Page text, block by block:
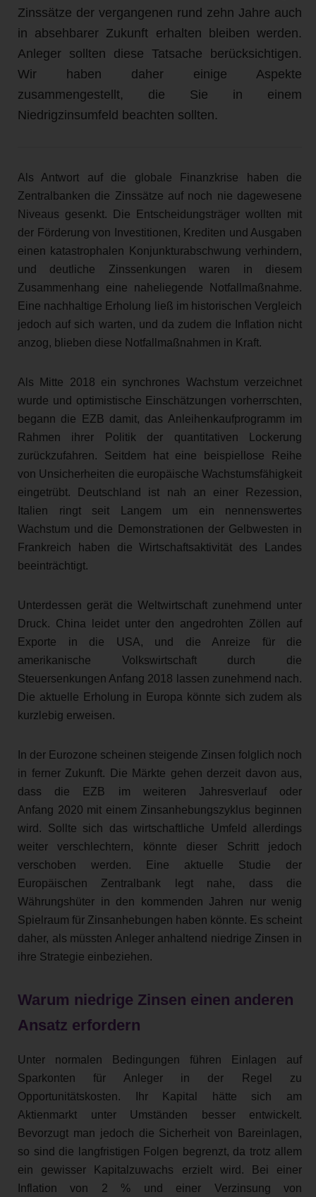
Zinssätze der vergangenen rund zehn Jahre auch
in absehbarer Zukunft erhalten bleiben werden.
Anleger sollten diese Tatsache berücksichtigen.
Wir haben daher einige Aspekte
zusammengestellt, die Sie in einem
Niedrigzinsumfeld beachten sollten.
Als Antwort auf die globale Finanzkrise haben die
Zentralbanken die Zinssätze auf noch nie dagewesene
Niveaus gesenkt. Die Entscheidungsträger wollten mit
der Förderung von Investitionen, Krediten und Ausgaben
einen katastrophalen Konjunkturabschwung verhindern,
und deutliche Zinssenkungen waren in diesem
Zusammenhang eine naheliegende Notfallmaßnahme.
Eine nachhaltige Erholung ließ im historischen Vergleich
jedoch auf sich warten, und da zudem die Inflation nicht
anzog, blieben diese Notfallmaßnahmen in Kraft.
Als Mitte 2018 ein synchrones Wachstum verzeichnet
wurde und optimistische Einschätzungen vorherrschten,
begann die EZB damit, das Anleihenkaufprogramm im
Rahmen ihrer Politik der quantitativen Lockerung
zurückzufahren. Seitdem hat eine beispiellose Reihe
von Unsicherheiten die europäische Wachstumsfähigkeit
eingetrübt. Deutschland ist nah an einer Rezession,
Italien ringt seit Langem um ein nennenswertes
Wachstum und die Demonstrationen der Gelbwesten in
Frankreich haben die Wirtschaftsaktivität des Landes
beeinträchtigt.
Unterdessen gerät die Weltwirtschaft zunehmend unter
Druck. China leidet unter den angedrohten Zöllen auf
Exporte in die USA, und die Anreize für die
amerikanische Volkswirtschaft durch die
Steuersenkungen Anfang 2018 lassen zunehmend nach.
Die aktuelle Erholung in Europa könnte sich zudem als
kurzlebig erweisen.
In der Eurozone scheinen steigende Zinsen folglich noch
in ferner Zukunft. Die Märkte gehen derzeit davon aus,
dass die EZB im weiteren Jahresverlauf oder
Anfang 2020 mit einem Zinsanhebungszyklus beginnen
wird. Sollte sich das wirtschaftliche Umfeld allerdings
weiter verschlechtern, könnte dieser Schritt jedoch
verschoben werden. Eine aktuelle Studie der
Europäischen Zentralbank legt nahe, dass die
Währungshüter in den kommenden Jahren nur wenig
Spielraum für Zinsanhebungen haben könnte. Es scheint
daher, als müssten Anleger anhaltend niedrige Zinsen in
ihre Strategie einbeziehen.
Warum niedrige Zinsen einen anderen
Ansatz erfordern
Unter normalen Bedingungen führen Einlagen auf
Sparkonten für Anleger in der Regel zu
Opportunitätskosten. Ihr Kapital hätte sich am
Aktienmarkt unter Umständen besser entwickelt.
Bevorzugt man jedoch die Sicherheit von Bareinlagen,
so sind die langfristigen Folgen begrenzt, da trotz allem
ein gewisser Kapitalzuwachs erzielt wird. Bei einer
Inflation von 2 % und einer Verzinsung von